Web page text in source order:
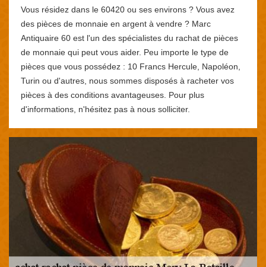
Vous résidez dans le 60420 ou ses environs ? Vous avez
des pièces de monnaie en argent à vendre ? Marc
Antiquaire 60 est l'un des spécialistes du rachat de pièces
de monnaie qui peut vous aider. Peu importe le type de
pièces que vous possédez : 10 Francs Hercule, Napoléon,
Turin ou d'autres, nous sommes disposés à racheter vos
pièces à des conditions avantageuses. Pour plus
d'informations, n'hésitez pas à nous solliciter.